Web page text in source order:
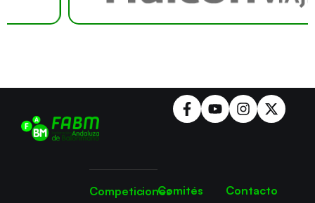
CompeticionesComités
Contacto